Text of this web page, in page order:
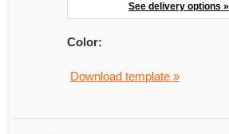
See delivery options »
Color:
Download template »